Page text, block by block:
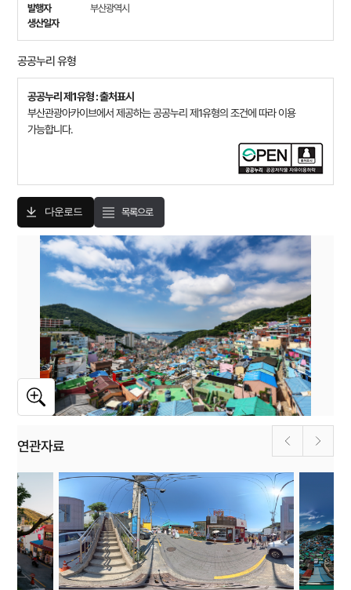
연관자료
발행자
부산광역시
생산일자
공공누리 유형
공공누리 제1유형 : 출처표시
부산관광아카이브에서 제공하는 공공누리 제1유형의 조건에 따라 이용
가능합니다.
다운로드 목록으로